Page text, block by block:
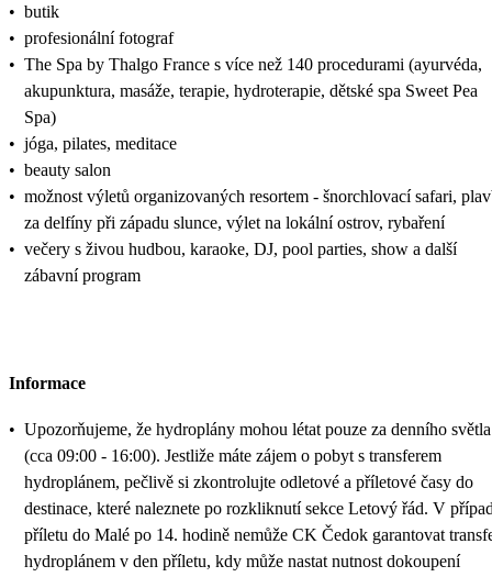
• butik
• profesionální fotograf
• The Spa by Thalgo France s více než 140 procedurami (ayurvéda,
akupunktura, masáže, terapie, hydroterapie, dětské spa Sweet Pea
Spa)
• jóga, pilates, meditace
• beauty salon
• možnost výletů organizovaných resortem - šnorchlovací safari,
za delfíny při západu slunce, výlet na lokální ostrov, rybaření
• večery s živou hudbou, karaoke, DJ, pool parties, show a další
zábavní program
Informace
• Upozorňujeme, že hydroplány mohou létat pouze za denního světla
(cca 09:00 - 16:00). Jestliže máte zájem o pobyt s transferem
hydroplánem, pečlivě si zkontrolujte odletové a příletové časy do
destinace, které naleznete po rozkliknutí sekce Letový řád. V
příletu do Malé po 14. hodině nemůže CK Čedok garantovat
hydroplánem v den příletu, kdy může nastat nutnost dokoupení